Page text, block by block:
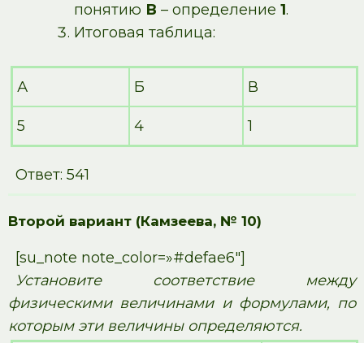
понятию В – определение 1.
Итоговая таблица:
А Б В
5 4 1
Ответ: 541
Второй вариант (Камзеева, № 10)
[su_note note_color=»#defae6″]
Установите соответствие между
физическими величинами и формулами, по
которым эти величины определяются.